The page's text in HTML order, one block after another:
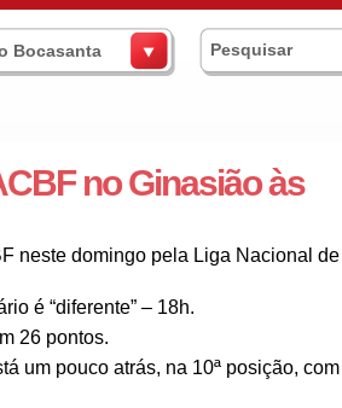
Bocasanta
no Ginasião às
neste domingo pela Liga Nacional de
é “diferente” – 18h.
26 pontos.
um pouco atrás, na 10ª posição, com